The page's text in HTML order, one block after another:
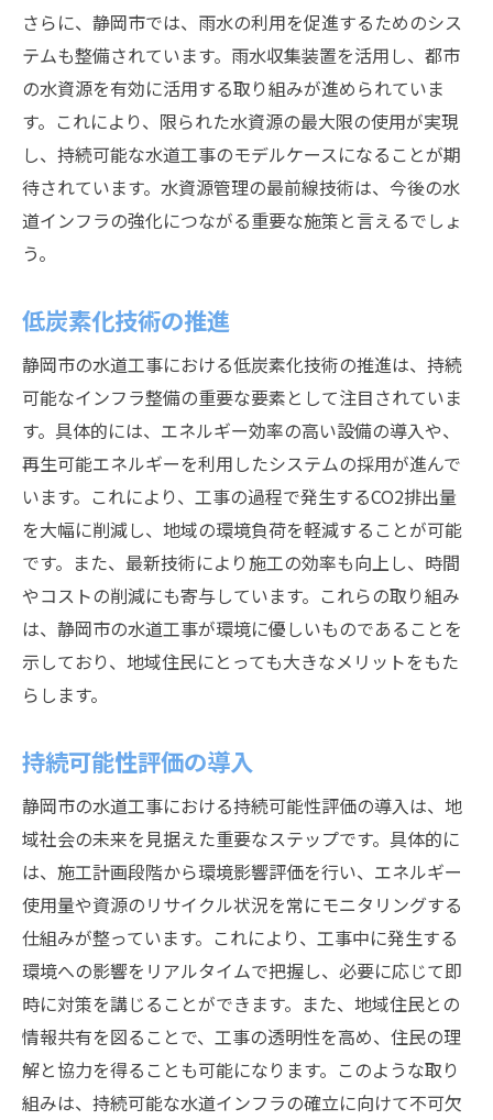
さらに、静岡市では、雨水の利用を促進するためのシス
テムも整備されています。雨水収集装置を活用し、都市
の水資源を有効に活用する取り組みが進められていま
す。これにより、限られた水資源の最大限の使用が実現
し、持続可能な水道工事のモデルケースになることが期
待されています。水資源管理の最前線技術は、今後の水
道インフラの強化につながる重要な施策と言えるでしょ
う。
低炭素化技術の推進
静岡市の水道工事における低炭素化技術の推進は、持続
可能なインフラ整備の重要な要素として注目されていま
す。具体的には、エネルギー効率の高い設備の導入や、
再生可能エネルギーを利用したシステムの採用が進んで
います。これにより、工事の過程で発生するCO2排出量
を大幅に削減し、地域の環境負荷を軽減することが可能
です。また、最新技術により施工の効率も向上し、時間
やコストの削減にも寄与しています。これらの取り組み
は、静岡市の水道工事が環境に優しいものであることを
示しており、地域住民にとっても大きなメリットをもた
らします。
持続可能性評価の導入
静岡市の水道工事における持続可能性評価の導入は、地
域社会の未来を見据えた重要なステップです。具体的に
は、施工計画段階から環境影響評価を行い、エネルギー
使用量や資源のリサイクル状況を常にモニタリングする
仕組みが整っています。これにより、工事中に発生する
環境への影響をリアルタイムで把握し、必要に応じて即
時に対策を講じることができます。また、地域住民との
情報共有を図ることで、工事の透明性を高め、住民の理
解と協力を得ることも可能になります。このような取り
組みは、持続可能な水道インフラの確立に向けて不可欠